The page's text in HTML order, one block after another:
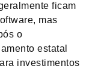
ficam
mas
o
estatal
investimentos